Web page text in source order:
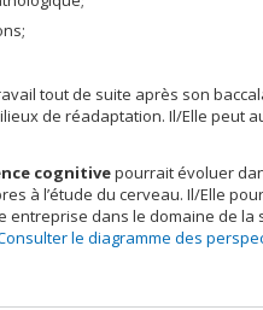
tout de suite après son
de réadaptation. Il/Elle peut
cognitivepourrait évoluer
à l’étude du cerveau. Il/Elle
dans le domaine de la
le diagramme des